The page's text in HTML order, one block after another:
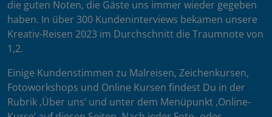
die guten Noten, die Gäste uns immer wieder gegeben
haben. In über 300 Kundeninterviews bekamen unsere
Kreativ-Reisen 2023 im Durchschnitt die Traumnote von
1,2.
Einige Kundenstimmen zu Malreisen, Zeichenkursen,
Fotoworkshops und Online Kursen findest Du in der
Rubrik ‚Über uns’ und unter dem Menüpunkt ‚Online-